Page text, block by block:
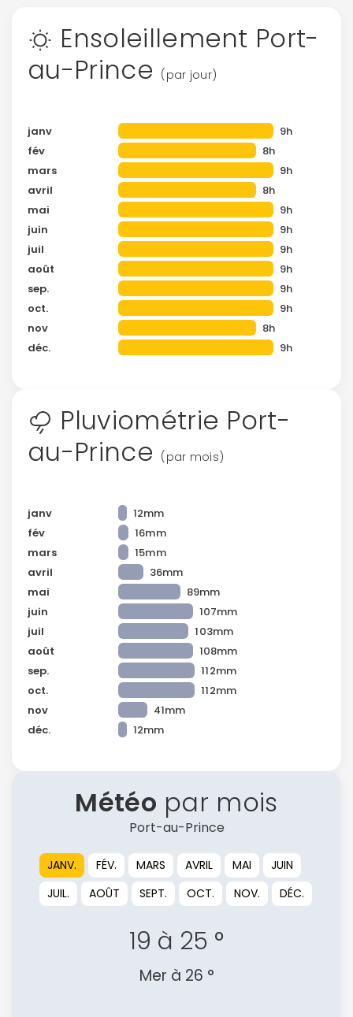
Ensoleillement Port-
au-Prince (par jour)
janv
9h
fév
8h
mars
9h
avril
8h
mai
9h
juin
9h
juil
9h
août
9h
sep.
9h
oct.
9h
nov
8h
déc.
9h
Pluviométrie Port-
au-Prince (par mois)
janv
12mm
fév
16mm
mars
15mm
avril
36mm
mai
89mm
juin
107mm
juil
103mm
août
108mm
sep.
112mm
oct.
112mm
nov
41mm
déc.
12mm
Météo par mois
Port-au-Prince
JANV. FÉV. MARS AVRIL MAI
JUIN
JUIL.
AOÛT SEPT. OCT. NOV. DÉC.
19 à 25 °
Mer à 26 °